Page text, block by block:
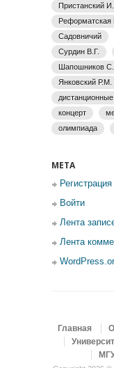
Пристанский
Реформатская
Садовничий
Сурдин В.Г.
Шапошников
Янковский Р.М.
концерт
олимпиада
МЕТА
Регистрация
Войти
Лента
Лента
Главная